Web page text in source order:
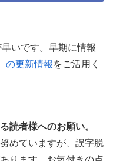
いです。早期に情報
の更新情報 をご活用く
読者様へのお願い。
めていますが、誤字脱